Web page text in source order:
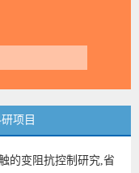
项目
的变阻抗控制研究,省